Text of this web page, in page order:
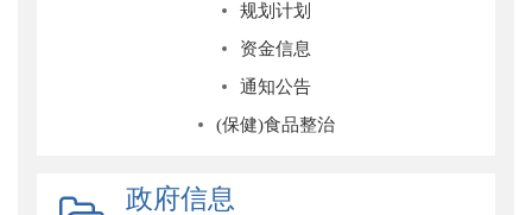
规划计划
资金信息
通知公告
(保健)食品整治
政府信息